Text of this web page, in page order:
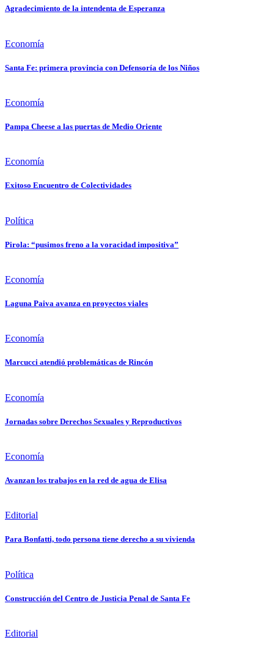
Agradecimiento de la intendenta de Esperanza
Economía
Santa Fe: primera provincia con Defensoría de los Niños
Economía
Pampa Cheese a las puertas de Medio Oriente
Economía
Exitoso Encuentro de Colectividades
Política
Pirola: “pusimos freno a la voracidad impositiva”
Economía
Laguna Paiva avanza en proyectos viales
Economía
Marcucci atendió problemáticas de Rincón
Economía
Jornadas sobre Derechos Sexuales y Reproductivos
Economía
Avanzan los trabajos en la red de agua de Elisa
Editorial
Para Bonfatti, todo persona tiene derecho a su vivienda
Política
Construcción del Centro de Justicia Penal de Santa Fe
Editorial